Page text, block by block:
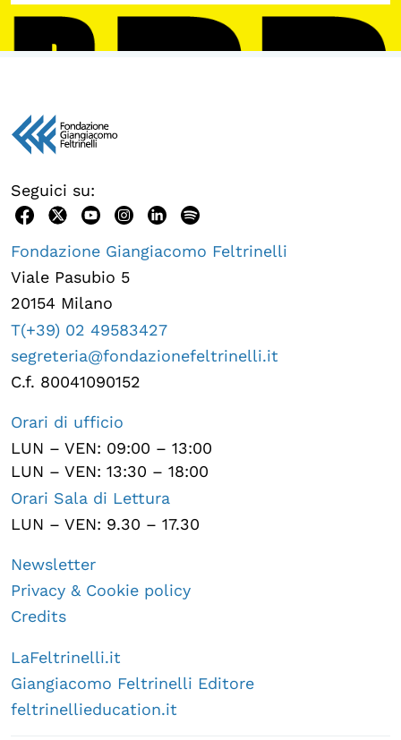
Seguici su:
Fondazione Giangiacomo Feltrinelli
Viale Pasubio 5
20154 Milano
T(+39) 02 49583427
segreteria@fondazionefeltrinelli.it
C.f. 80041090152
Orari di ufficio
LUN – VEN: 09:00 – 13:00
LUN – VEN: 13:30 – 18:00
Orari Sala di Lettura
LUN – VEN: 9.30 – 17.30
Newsletter
Privacy & Cookie policy
Credits
LaFeltrinelli.it
Giangiacomo Feltrinelli Editore
feltrinellieducation.it